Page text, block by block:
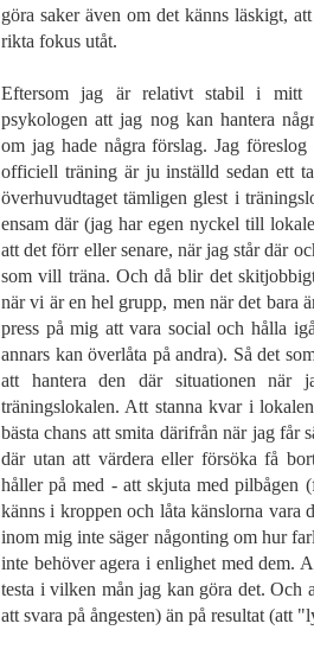
göra saker även om det känns läskigt,
rikta fokus utåt.
Eftersom jag är relativt stabil i mitt
psykologen att jag nog kan hantera
om jag hade några förslag. Jag
officiell träning är ju inställd sedan ett
överhuvudtaget tämligen glest i
ensam där (jag har egen nyckel till
att det förr eller senare, när jag står där
som vill träna. Och då blir det
när vi är en hel grupp, men när det bara
press på mig att vara social och hålla
annars kan överlåta på andra). Så det
att hantera den där situationen när
träningslokalen. Att stanna kvar i
bästa chans att smita därifrån när jag får
där utan att värdera eller försöka få
håller på med - att skjuta med pilbågen
känns i kroppen och låta känslorna vara
inom mig inte säger någonting om hur
inte behöver agera i enlighet med dem.
testa i vilken mån jag kan göra det. Och
att svara på ångesten) än på resultat (att